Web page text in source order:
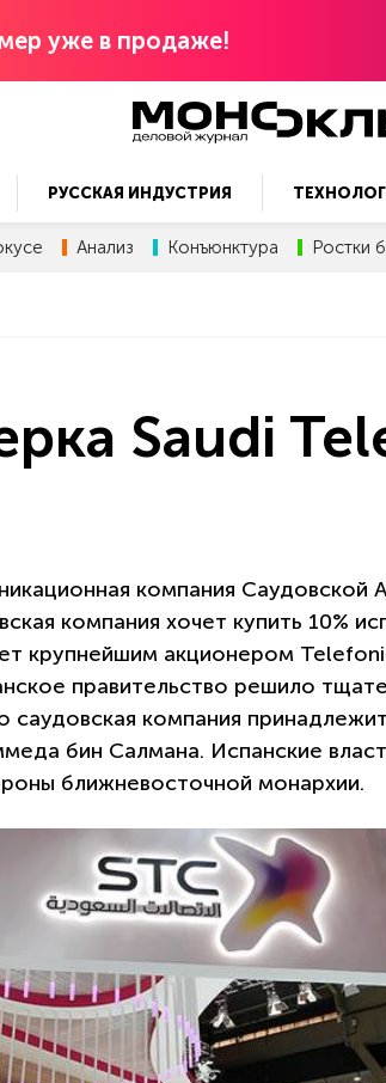
уже в продаже!
РУССКАЯ ИНДУСТРИЯ
Анализ Конъюнктура Ростки
Saudi
компания Саудовской
компания хочет купить 10%
крупнейшим акционером
правительство решило
компания
бин Салмана. Испанские
ближневосточной монархии.